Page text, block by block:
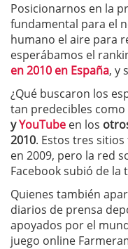
Posicionarnos en la
fundamental para el
humano el aire para
esperábamos el
en 2010 en España, y
¿Qué buscaron los
tan predecibles como
yYouTube en los
2010. Estos tres
en 2009, pero la red
Facebook subió de
Quienes también
diarios de prensa
apoyados por el
juego online